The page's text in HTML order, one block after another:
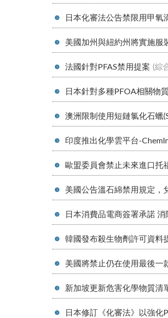
日本化審法公告禁限用甲
美國加州與紐約州將實施服
法國針對PFAS禁用提案 (綜
日本針對多種PFOA相關物
澳洲限制使用短鏈氯化石蠟
印度推出化學雲平台-
歐盟委員會禁止未來進口托
美國公告溫石綿禁用規定，
日本消費品電商簽署承諾
韓國發布殺生物劑許可資料
美國將禁止仍在使用最後一
新加坡更新危害化學物質清
日本修訂《化審法》以強化